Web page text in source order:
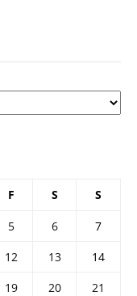
F S S
5 6
7
12 13
14
19 20
21